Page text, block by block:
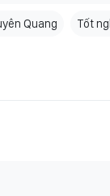
Quang Tốt